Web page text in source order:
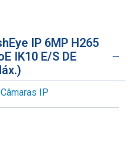
IP 6MP H265
IK10 E/S DE
Câmaras IP